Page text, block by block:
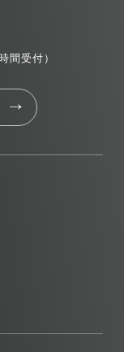
間受付）